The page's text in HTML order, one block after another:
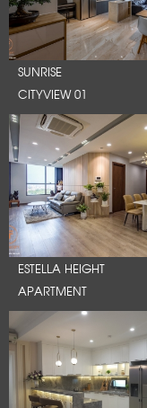
SUNRISE
CITYVIEW 01
ESTELLA HEIGHT
APARTMENT